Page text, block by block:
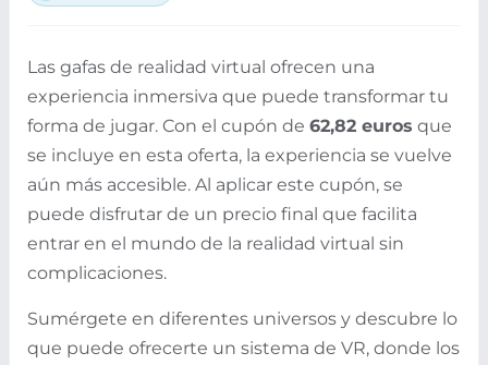
Las gafas de realidad virtual ofrecen una
experiencia inmersiva que puede transformar tu
forma de jugar. Con el cupón de 62,82 euros que
se incluye en esta oferta, la experiencia se vuelve
aún más accesible. Al aplicar este cupón, se
puede disfrutar de un precio final que facilita
entrar en el mundo de la realidad virtual sin
complicaciones.
Sumérgete en diferentes universos y descubre lo
que puede ofrecerte un sistema de VR, donde los